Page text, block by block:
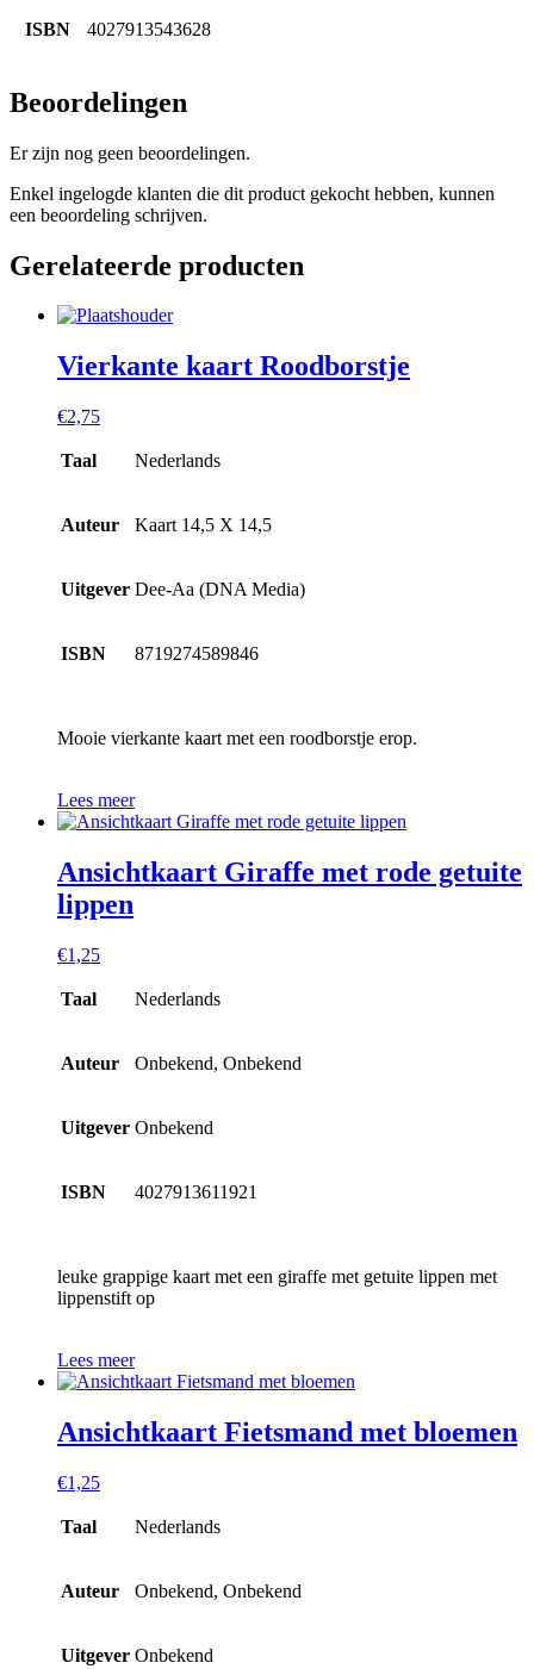
ISBN 4027913543628
Beoordelingen
Er zijn nog geen beoordelingen.
Enkel ingelogde klanten die dit product gekocht hebben, kunnen
een beoordeling schrijven.
Gerelateerde producten
Vierkante kaart Roodborstje
€2,75
Taal Nederlands
Auteur Kaart 14,5 X 14,5
Uitgever Dee-Aa (DNA Media)
ISBN 8719274589846
Mooie vierkante kaart met een roodborstje erop.
Lees meer
Ansichtkaart Giraffe met rode getuite
lippen
€1,25
Taal Nederlands
Auteur Onbekend, Onbekend
Uitgever Onbekend
ISBN 4027913611921
leuke grappige kaart met een giraffe met getuite lippen met
lippenstift op
Lees meer
Ansichtkaart Fietsmand met bloemen
€1,25
Taal Nederlands
Auteur Onbekend, Onbekend
Uitgever Onbekend